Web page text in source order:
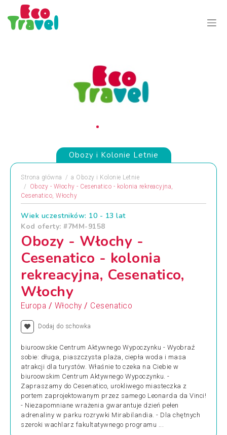
Obozy i Kolonie Letnie
Strona główna a Obozy i Kolonie Letnie
Obozy - Włochy - Cesenatico - kolonia rekreacyjna,
Cesenatico, Włochy
Wiek uczestników: 10 - 13 lat
Kod oferty: #7MM-9158
Obozy - Włochy -
Cesenatico - kolonia
rekreacyjna, Cesenatico,
Włochy
Europa / Włochy / Cesenatico
Dodaj do schowka
biuroowskie Centrum Aktywnego Wypoczynku - Wyobraź
sobie: długa, piaszczysta plaża, ciepła woda i masa
atrakcji dla turystów. Właśnie to czeka na Ciebie w
biuroowskim Centrum Aktywnego Wypoczynku. -
Zapraszamy do Cesenatico, urokliwego miasteczka z
portem zaprojektowanym przez samego Leonarda da Vinci!
- Niezapomniane wrażenia gwarantuje dzień pełen
adrenaliny w parku rozrywki Mirabilandia. - Dla chętnych
szeroki wachlarz fakultatywnego programu ...